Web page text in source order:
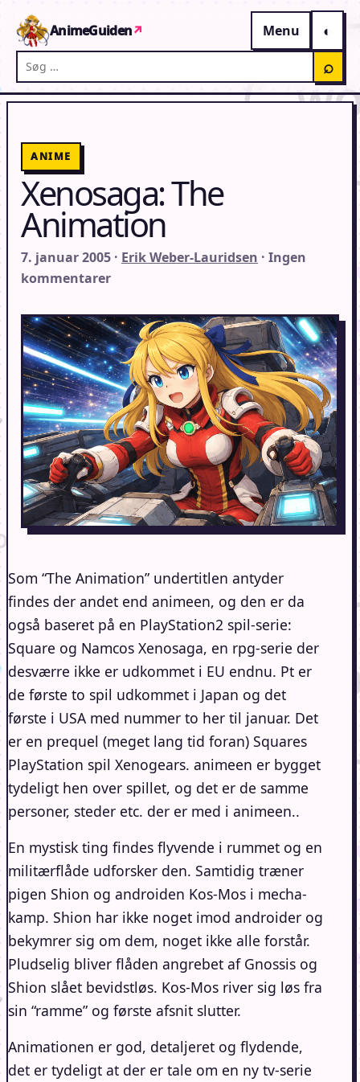
AnimeGuiden↗
Menu
Søg på AnimeGuiden
⌕
ANIME
Xenosaga: The
Animation
7. januar 2005 · Erik Weber-Lauridsen · Ingen
kommentarer
Som “The Animation” undertitlen antyder
findes der andet end animeen, og den er da
også baseret på en PlayStation2 spil-serie:
Square og Namcos Xenosaga, en rpg-serie der
desværre ikke er udkommet i EU endnu. Pt er
de første to spil udkommet i Japan og det
første i USA med nummer to her til januar. Det
er en prequel (meget lang tid foran) Squares
PlayStation spil Xenogears. animeen er bygget
tydeligt hen over spillet, og det er de samme
personer, steder etc. der er med i animeen..
En mystisk ting findes flyvende i rummet og en
militærflåde udforsker den. Samtidig træner
pigen Shion og androiden Kos-Mos i mecha-
kamp. Shion har ikke noget imod androider og
bekymrer sig om dem, noget ikke alle forstår.
Pludselig bliver flåden angrebet af Gnossis og
Shion slået bevidstløs. Kos-Mos river sig løs fra
sin “ramme” og første afsnit slutter.
Animationen er god, detaljeret og flydende,
det er tydeligt at der er tale om en ny tv-serie